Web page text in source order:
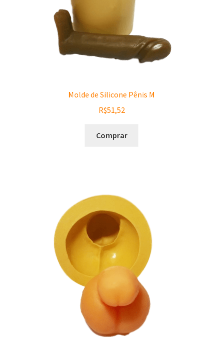
Molde de Silicone Pênis M
R$51,52
Comprar